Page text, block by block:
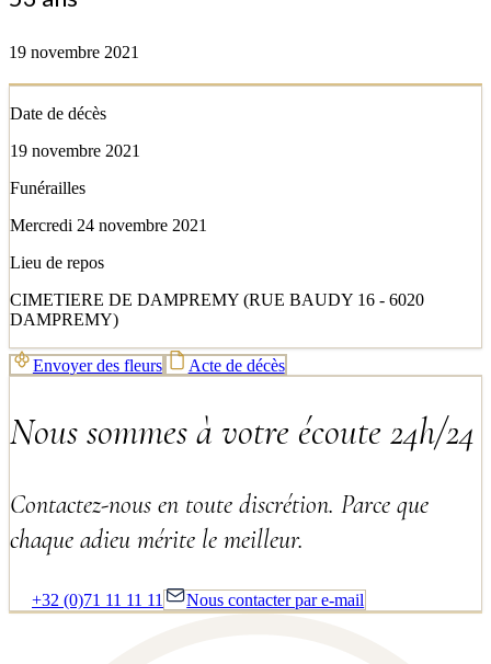
19 novembre 2021
Date de décès
19 novembre 2021
Funérailles
Mercredi 24 novembre 2021
Lieu de repos
CIMETIERE DE DAMPREMY (RUE BAUDY 16 - 6020
DAMPREMY)
Envoyer des fleurs Acte de décès
Nous sommes à votre écoute 24h/24
Contactez-nous en toute discrétion. Parce que
chaque adieu mérite le meilleur.
+32 (0)71 11 11 11 Nous contacter par e-mail